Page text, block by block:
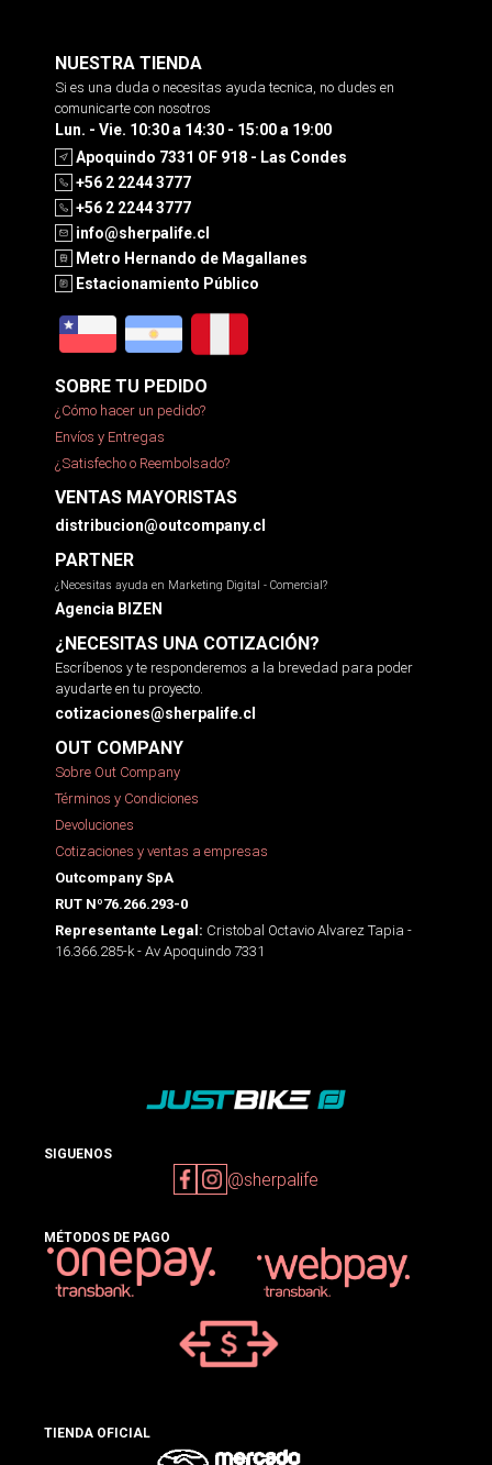
NUESTRA TIENDA
Si es una duda o necesitas ayuda tecnica, no dudes en
comunicarte con nosotros
Lun. - Vie. 10:30 a 14:30 - 15:00 a 19:00
Apoquindo 7331 OF 918 - Las Condes
+56 2 2244 3777
+56 2 2244 3777
info@sherpalife.cl
Metro Hernando de Magallanes
Estacionamiento Público
SOBRE TU PEDIDO
¿Cómo hacer un pedido?
Envíos y Entregas
¿Satisfecho o Reembolsado?
VENTAS MAYORISTAS
distribucion@outcompany.cl
PARTNER
¿Necesitas ayuda en Marketing Digital - Comercial?
Agencia BIZEN
¿NECESITAS UNA COTIZACIÓN?
Escríbenos y te responderemos a la brevedad para poder
ayudarte en tu proyecto.
cotizaciones@sherpalife.cl
OUT COMPANY
Sobre Out Company
Términos y Condiciones
Devoluciones
Cotizaciones y ventas a empresas
Outcompany SpA
RUT Nº76.266.293-0
Representante Legal: Cristobal Octavio Alvarez Tapia -
16.366.285-k - Av Apoquindo 7331
SIGUENOS
@sherpalife
MÉTODOS DE PAGO
TIENDA OFICIAL